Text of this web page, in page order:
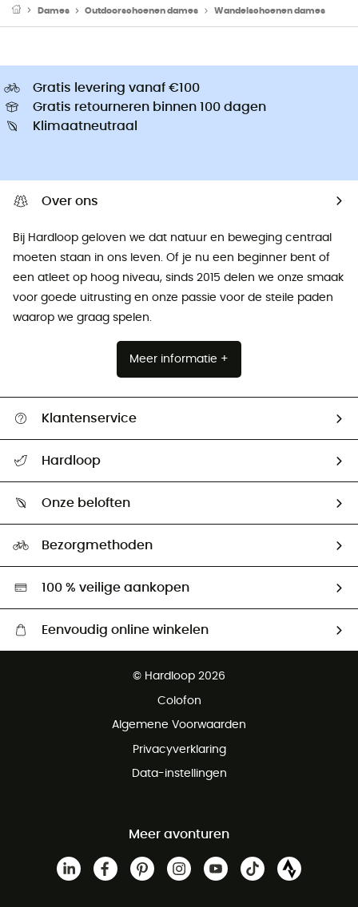
Dames Outdoorschoenen dames Wandelschoenen dames
Gratis levering vanaf €100
Gratis retourneren binnen 100 dagen
Klimaatneutraal
Over ons
Bij Hardloop geloven we dat natuur en beweging centraal
moeten staan ​​in ons leven. Of je nu een beginner bent of
een atleet op hoog niveau, sinds 2015 delen we onze smaak
voor goede uitrusting en onze passie voor de steile paden
waarop we graag spelen.
Meer informatie +
Klantenservice
Retourzendingen & Terugbetalingen
Hardloop
Ambassadeurs
Onze beloften
Hardgreen
Bezorgmethoden
100 % veilige aankopen
Eenvoudig online winkelen
Gratis retourneren binnen 100 dagen
© Hardloop 2026
Colofon
Algemene Voorwaarden
Privacyverklaring
Data-instellingen
Meer avonturen